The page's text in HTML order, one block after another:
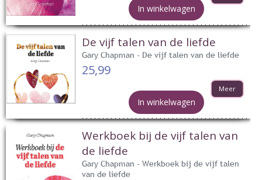
In winkelwagen
De vijf talen van de liefde
Gary Chapman - De vijf talen van de liefde
25,99
Meer
In winkelwagen
Werkboek bij de vijf talen van
de liefde
Gary Chapman - Werkboek bij de vijf talen
van de liefde